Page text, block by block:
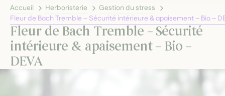
Accueil Herboristerie
Gestion du stress
Fleur de Bach Tremble – Sécurité intérieure & apaisement – Bio –
Fleur de Bach Tremble – Sécurité
intérieure & apaisement – Bio –
DEVA